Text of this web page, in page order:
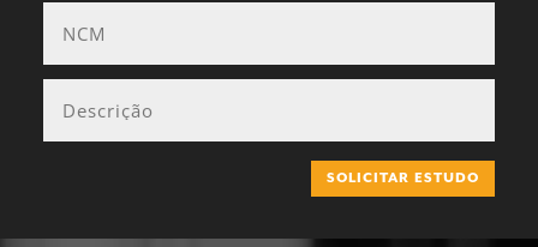
SOLICITAR ESTUDO